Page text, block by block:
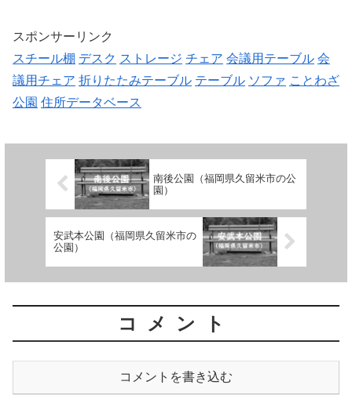
スポンサーリンク
スチール棚 デスク ストレージ チェア 会議用テーブル 会
議用チェア 折りたたみテーブル テーブル ソファ ことわざ
公園 住所データベース
南後公園（福岡県久留米市の公
園）
安武本公園（福岡県久留米市の
公園）
コメント
コメントを書き込む